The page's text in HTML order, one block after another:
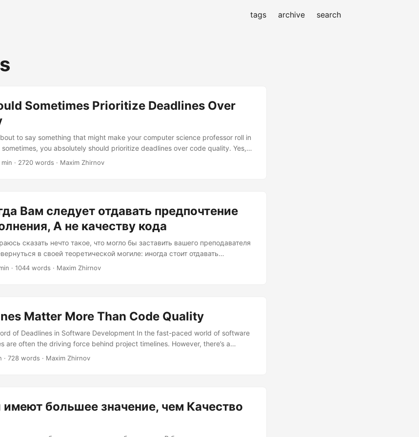
tags archive search
Sometimes Prioritize Deadlines Over
to say something that might make your computer science professor roll in
you absolutely should prioritize deadlines over code quality. Yes,
those pitchforks, fellow developers – hear me out. Before you start
min · 2720 words · Maxim Zhirnov
Вам следует отдавать предпочтение
А не качеству кода
сказать нечто такое, что могло бы заставить вашего преподавателя
в своей теоретической могиле: иногда стоит отдавать
качеству кода. Да, вы правильно прочитали. Положите вилы, коллеги-
чего-то работающего, но неидеального....
· 1044 words · Maxim Zhirnov
Matter More Than Code Quality
of Deadlines in Software Development In the fast-paced world of software
are often the driving force behind project timelines. However, there’s a
meeting deadlines and ensuring code quality. Sometimes, the pressure to
· 728 words · Maxim Zhirnov
имеют большее значение, чем Качество